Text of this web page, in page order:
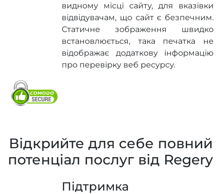
видному місці сайту, для вказівки
відвідувачам, що сайт є безпечним.
Статичне зображення швидко
встановлюється, така печатка не
відображає додаткову інформацію
про перевірку веб ресурсу.
Відкрийте для себе повний
потенціал послуг від Regery
Підтримка